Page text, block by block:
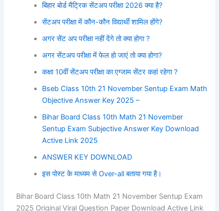
बिहार बोर्ड मैट्रिक सेंटअप परीक्षा 2026 क्या है?
सेंटअप परीक्षा में कौन-कौन विद्यार्थी शामिल होंगे?
अगर सेंट अप परीक्षा नहीं देंगे तो क्या होगा ?
अगर सेंटअप परीक्षा में फेल हो जाएं तो क्या होगा?
कक्षा 10वीं सेंटअप परीक्षा का एग्जाम सेंटर कहां रहेगा ?
Bseb Class 10th 21 November Sentup Exam Math
Objective Answer Key 2025 –
Bihar Board Class 10th Math 21 November
Sentup Exam Subjective Answer Key Download
Active Link 2025
ANSWER KEY DOWNLOAD
इस पोस्ट के माध्यम से Over-all बताया गया है।
Bihar Board Class 10th Math 21 November Sentup Exam
2025 Original Viral Question Paper Download Active Link